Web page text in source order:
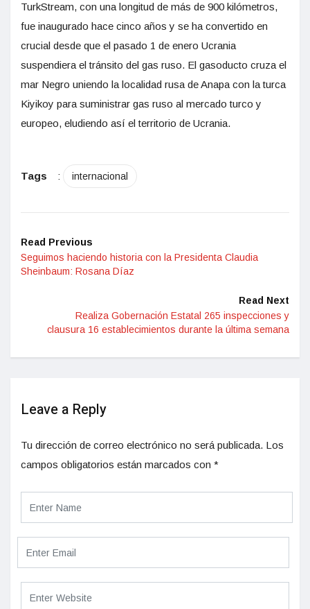
TurkStream, con una longitud de más de 900 kilómetros,
fue inaugurado hace cinco años y se ha convertido en
crucial desde que el pasado 1 de enero Ucrania
suspendiera el tránsito del gas ruso. El gasoducto cruza el
mar Negro uniendo la localidad rusa de Anapa con la turca
Kiyikoy para suministrar gas ruso al mercado turco y
europeo, eludiendo así el territorio de Ucrania.
Tags : internacional
Read Previous
Seguimos haciendo historia con la Presidenta Claudia
Sheinbaum: Rosana Díaz
Read Next
Realiza Gobernación Estatal 265 inspecciones y
clausura 16 establecimientos durante la última semana
Leave a Reply
Tu dirección de correo electrónico no será publicada. Los
campos obligatorios están marcados con *